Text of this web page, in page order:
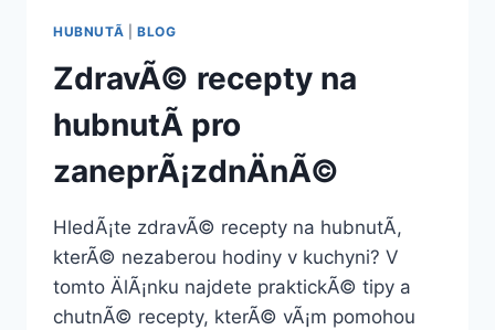
HUBNUTÃ­ BLOG
ZdravÃ© recepty na
hubnutÃ­ pro
zaneprÃ¡zdnÄnÃ©
HledÃ¡te zdravÃ© recepty na hubnutÃ­,
kterÃ© nezaberou hodiny v kuchyni? V
tomto ÄlÃ¡nku najdete praktickÃ© tipy a
chutnÃ© recepty, kterÃ© vÃ¡m pomohou